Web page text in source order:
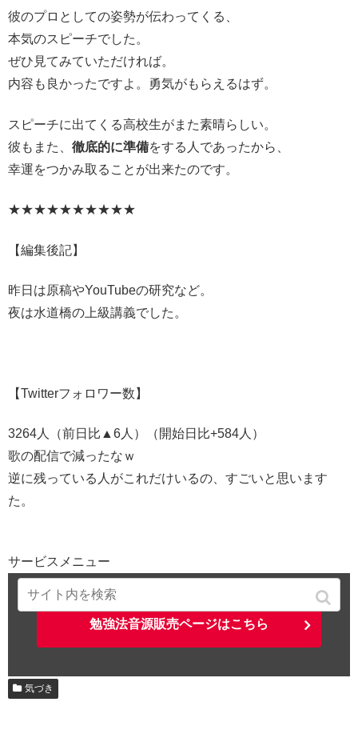
彼のプロとしての姿勢が伝わってくる、
本気のスピーチでした。
ぜひ見てみていただければ。
内容も良かったですよ。勇気がもらえるはず。
スピーチに出てくる高校生がまた素晴らしい。
彼もまた、 徹底的に準備をする人であったから、
幸運をつかみ取ることが出来たのです。
★★★★★★★★★★
【編集後記】
昨日は原稿やYouTubeの研究など。
夜は水道橋の上級講義でした。
【Twitterフォロワー数】
3264人（前日比▲6人）（開始日比+584人）
歌の配信で減ったなｗ
逆に残っている人がこれだけいるの、すごいと思います
た。
サービスメニュー
勉強法音源販売ページはこちら
気づき